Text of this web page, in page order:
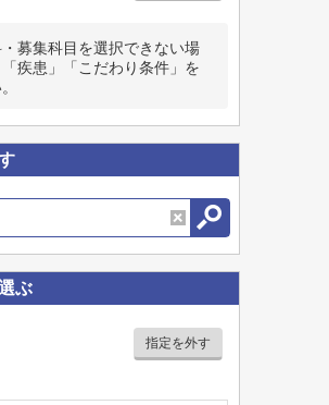
募集科目を選択できない場
疾患」「こだわり条件」を
ぶ
指定を外す